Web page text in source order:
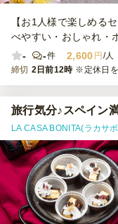
【お1人様で楽しめる
べやすい・おしゃれ・
-
-件 2,600 円 /人
締切 2日前12時 ※定休日
旅行気分♪スペイン
LA CASA BONITA(ラカサ